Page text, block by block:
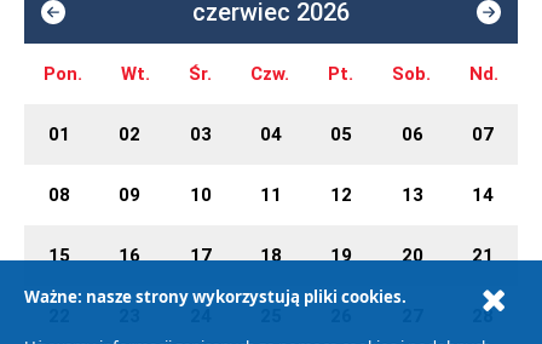
czerwiec 2026
Pon. Wt. Śr. Czw. Pt. Sob. Nd.
01 02 03 04 05 06 07
08 09 10 11 12 13 14
15 16 17 18 19 20 21
28
Ważne: nasze strony wykorzystują pliki cookies.